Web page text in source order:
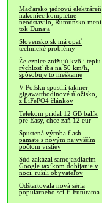
Maďarsko jadrovú elektráreň
nakoniec kompletne
neodstavilo, Rumunsko mení
tok Dunaja
Slovensko.sk má opäť
technické problémy
Železnice znižujú kvôli teplu
rýchlosť iba na 50 km/h,
spôsobuje to meškanie
V Poľsku spustili takmer
gigawatthodinové úložisko,
z LiFePO4 článkov
Telekom pridal 12 GB balík
pre Easy, chce zaň 12 eur
Spustená výroba flash
pamäte s novým najvyšším
počtom vrstiev
Súd zakázal samojazdiacim
Google taxíkom dobíjanie v
noci, rušili obyvateľov
Odštartovala nová séria
populárneho sci-fi Futurama